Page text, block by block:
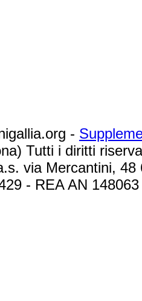
-
Tutti i diritti
via Mercantini,
- REA AN